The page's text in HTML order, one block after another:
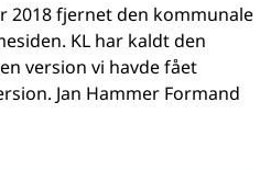
2018 fjernet den kommunale
KL har kaldt den
version vi havde fået
Jan Hammer Formand